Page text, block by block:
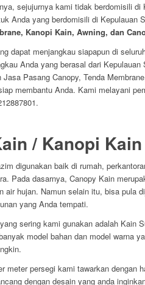
sejujurnya kami tidak berdomisili di
Anda yang berdomisili di Kepulauan
Kanopi Kain, Awning, dan
dapat menjangkau siapapun di
Anda yang berasal dari
Pasang Canopy, Tenda
membantu Anda. Kami melayani
/ Kanopi Kain
digunakan baik di rumah,
Pada dasarnya, Canopy Kain
air hujan. Namun selain itu, bisa pula
yang Anda tempati.
sering kami gunakan adalah Kain
model bahan dan model warna
meter persegi kami tawarkan dengan
dengan desain yang anda